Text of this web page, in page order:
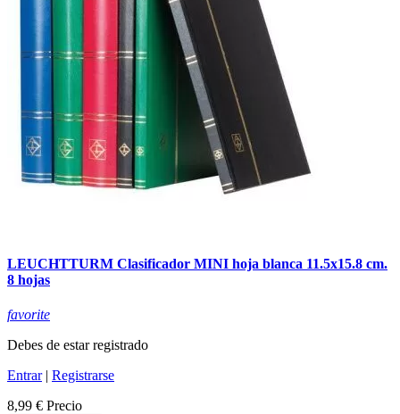
LEUCHTTURM Clasificador MINI hoja blanca 11.5x15.8 cm.
8 hojas
favorite
Debes de estar registrado
Entrar| Registrarse
8,99 € Precio